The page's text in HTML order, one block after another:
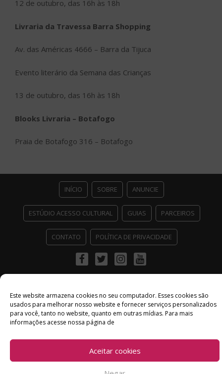
Este website armazena cookies no seu computador. Esses cookies são
usados ​​para melhorar nosso website e fornecer serviços personalizados
para você, tanto no website, quanto em outras mídias. Para mais
informações acesse nossa página de
Aceitar cookies
12 de outubro, das 16h às 18h
Livraria da Travessa Barra Shopping
Av. das Américas 4666 – Barra da Tijuca
Evento literário da Semana das Crianças
13 de outubro, das 16h às 18h
Blooks Livraria – Botafogo
Praia de Botafogo 316 – Botafogo
INÍCIO SOBRE ANUNCIE
ESTÚDIO ACESSO CULTURAL GUIAS PARCEIROS
CONTATO POLÍTICA DE PRIVACIDADE
FacebookTwitterInstagramYoutube
©